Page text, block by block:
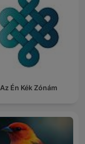
Az Én Kék Zónám